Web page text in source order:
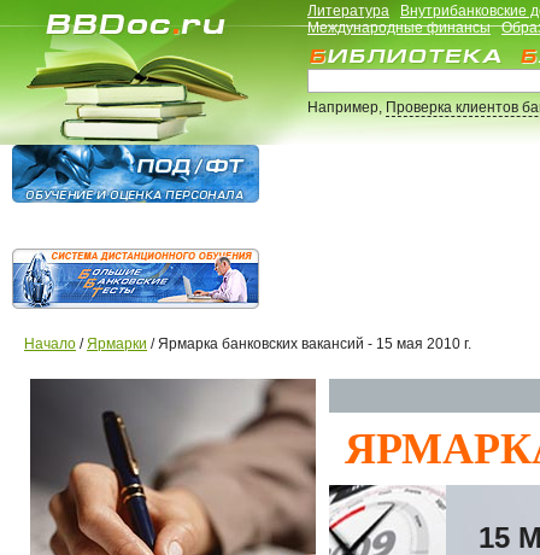
Литература
Внутрибанковские
Международные финансы
Например,Проверка клиентов
Начало /Ярмарки / Ярмарка банковских вакансий - 15 мая 2010 г.
15